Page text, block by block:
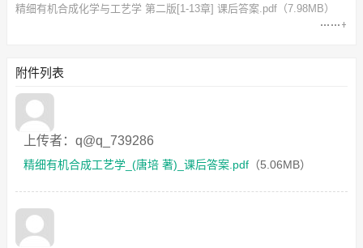
精细有机合成化学与工艺学 第二版[1-13章] 课后答案.pdf （7.98MB）
附件列表
上传者：q@q_739286
精细有机合成工艺学_(唐培 著)_课后答案.pdf （5.06MB）